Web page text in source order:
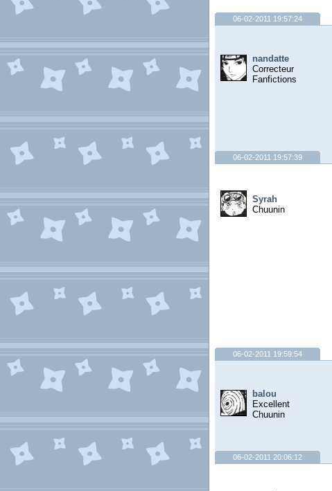
06-02-2011 19:57:24
nandatte
Correcteur
Fanfictions
06-02-2011 19:57:39
Syrah
Chuunin
06-02-2011 19:59:54
balou
Excellent
Chuunin
06-02-2011 20:06:12